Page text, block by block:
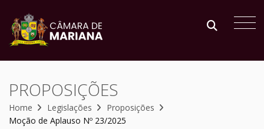
PROPOSIÇÕES
Home Legislações
Proposições
Moção de Aplauso Nº 23/2025